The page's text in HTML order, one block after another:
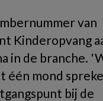
van
Kinderopvang
in de branche.
één mond
bij de